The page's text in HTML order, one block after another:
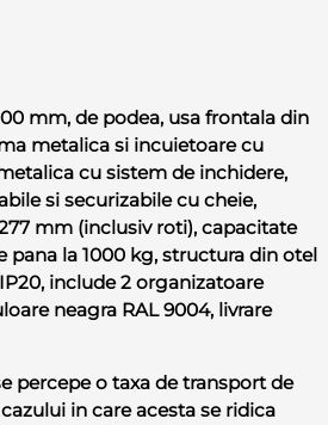
mm, de podea, usa frontala din
metalica si incuietoare cu
cu sistem de inchidere,
si securizabile cu cheie,
mm (inclusiv roti), capacitate
pana la 1000 kg, structura din otel
include 2 organizatoare
neagra RAL 9004, livrare
percepe o taxa de transport de
in care acesta se ridica